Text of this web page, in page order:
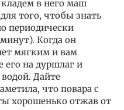
в него маш
того, чтобы знать
периодически
Когда он
мягким и вам
его на дуршлаг и
Дайте
что повара с
хорошенько отжав от